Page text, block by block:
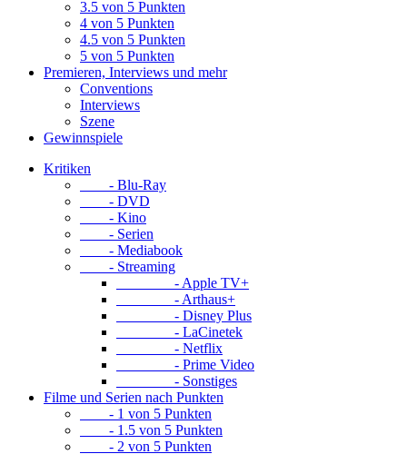
3.5 von 5 Punkten
4 von 5 Punkten
4.5 von 5 Punkten
5 von 5 Punkten
Premieren, Interviews und mehr
Conventions
Interviews
Szene
Gewinnspiele
Kritiken
- Blu-Ray
- DVD
- Kino
- Serien
- Mediabook
- Streaming
- Apple TV+
- Arthaus+
- Disney Plus
- LaCinetek
- Netflix
- Prime Video
- Sonstiges
Filme und Serien nach Punkten
- 1 von 5 Punkten
- 1.5 von 5 Punkten
- 2 von 5 Punkten